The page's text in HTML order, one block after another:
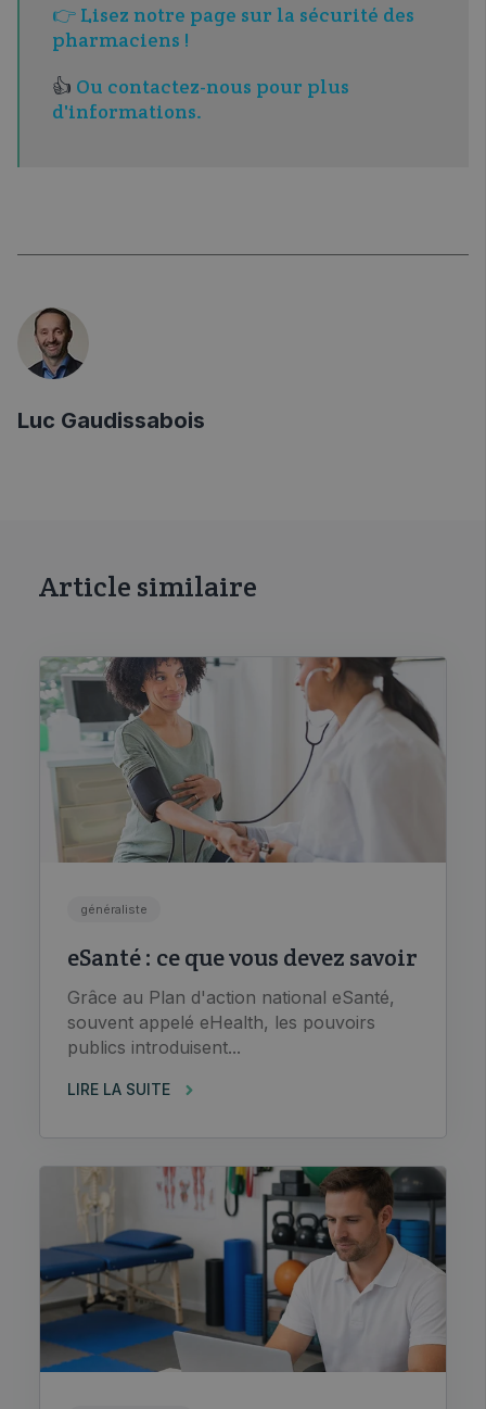
👉 Lisez notre page sur la sécurité des
pharmaciens !
👍 Ou contactez-nous pour plus
d'informations.
Luc Gaudissabois
Article similaire
généraliste
eSanté : ce que vous devez savoir
Grâce au Plan d'action national eSanté,
souvent appelé eHealth, les pouvoirs
publics introduisent...
LIRE LA SUITE